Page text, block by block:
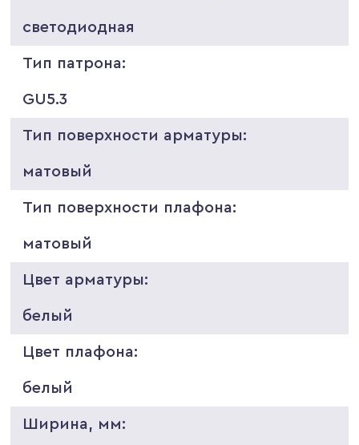
светодиодная
Тип патрона:
GU5.3
Тип поверхности арматуры:
матовый
Тип поверхности плафона:
матовый
Цвет арматуры:
белый
Цвет плафона:
белый
Ширина, мм: